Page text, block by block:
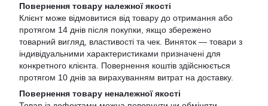
Повернення товару належної якості
Клієнт може відмовитися від товару до отримання або
протягом 14 днів після покупки, якщо збережено
товарний вигляд, властивості та чек. Виняток — товари з
індивідуальними характеристиками призначені для
конкретного клієнта. Повернення коштів здійснюється
протягом 10 днів за вирахуванням витрат на доставку.
Повернення товару неналежної якості